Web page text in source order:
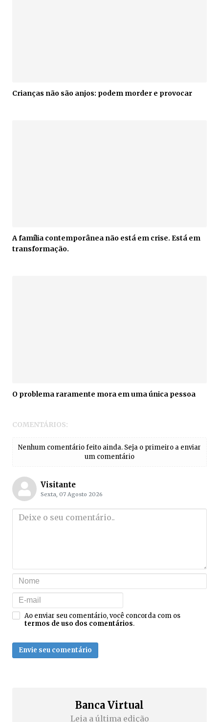
Crianças não são anjos: podem morder e provocar
A família contemporânea não está em crise. Está em
transformação.
O problema raramente mora em uma única pessoa
COMENTÁRIOS:
Nenhum comentário feito ainda. Seja o primeiro a enviar
um comentário
Visitante
Sexta, 07 Agosto 2026
Ao enviar seu comentário, você concorda com os
termos de uso dos comentários.
Envie seu comentário
Banca Virtual
Leia a última edição